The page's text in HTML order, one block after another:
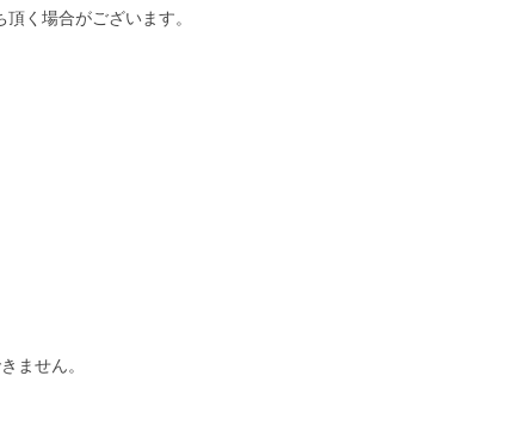
く場合がございます。
ません。